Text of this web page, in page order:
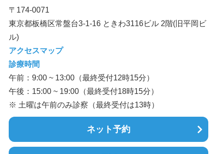
〒174-0071
東京都板橋区常盤台3-1-16 ときわ3116ビル 2階(旧平岡ビ
ル)
アクセスマップ
診療時間
午前：9:00 ~ 13:00（最終受付12時15分）
午後：15:00 ~ 19:00（最終受付18時15分）
※ 土曜は午前のみ診察（最終受付は13時）
ネット予約